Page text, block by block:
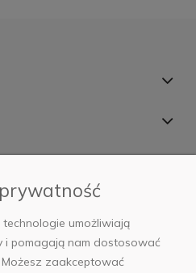
technologie umożliwiają
i pomagają nam dostosować
zaakceptować